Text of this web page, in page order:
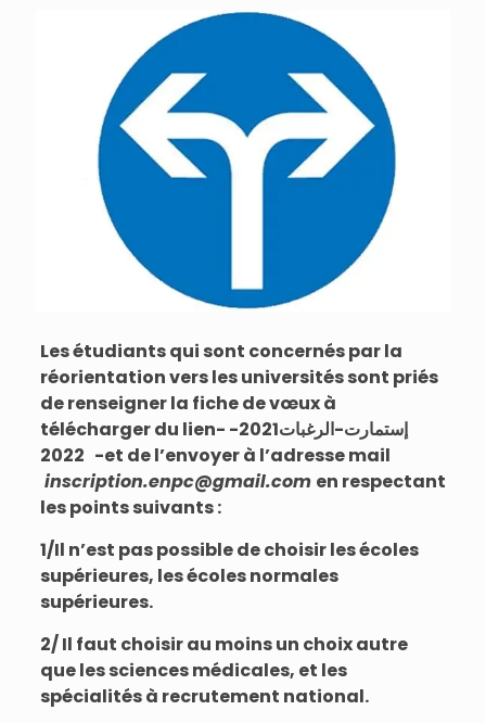
Les étudiants qui sont concernés par la
réorientation vers les universités sont priés
de renseigner la fiche de vœux à
télécharger du lien- إستمارت-الرغبات2021-
2022 -et de l’envoyer à l’adresse mail
inscription.enpc@gmail.com en respectant
les points suivants :
1/Il n’est pas possible de choisir les écoles
supérieures, les écoles normales
supérieures.
2/ Il faut choisir au moins un choix autre
que les sciences médicales, et les
spécialités à recrutement national.